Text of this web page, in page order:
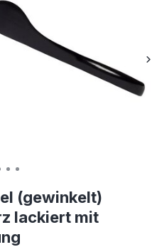
(gewinkelt)
lackiert mit